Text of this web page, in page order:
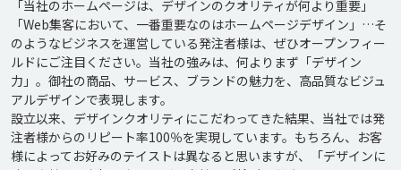
「当社のホームページは、デザインのクオリティが何より重要」
「Web集客において、一番重要なのはホームページデザイン」…そ
のようなビジネスを運営している発注者様は、ぜひオープンフィー
ルドにご注目ください。当社の強みは、何よりまず「デザイン
力」。御社の商品、サービス、ブランドの魅力を、高品質なビジュ
アルデザインで表現します。
設立以来、デザインクオリティにこだわってきた結果、当社では発
注者様からのリピート率100％を実現しています。もちろん、お客
様によってお好みのテイストは異なると思いますが、「デザインに